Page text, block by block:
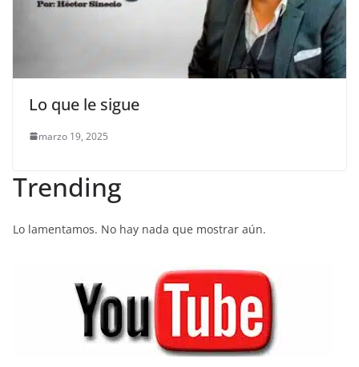
Lo que le sigue
marzo 19, 2025
Trending
Lo lamentamos. No hay nada que mostrar aún.